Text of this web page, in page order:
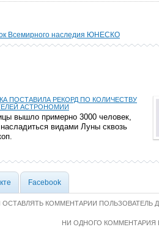
Всемирного наследия ЮНЕСКО
ПОСТАВИЛА РЕКОРД ПО КОЛИЧЕСТВУ
АСТРОНОМИИ
вышло примерно 3000 человек,
видами Луны сквозь
Facebook
ОСТАВЛЯТЬ КОММЕНТАРИИ
НИ ОДНОГО КОММЕНТАРИЯ